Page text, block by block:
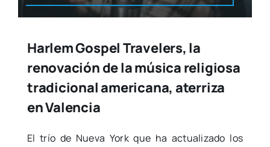
Harlem Gospel Travelers, la
renovación de la música religiosa
tradicional americana, aterriza
en Valencia
El trío de Nue­va York que ha actua­li­za­do los